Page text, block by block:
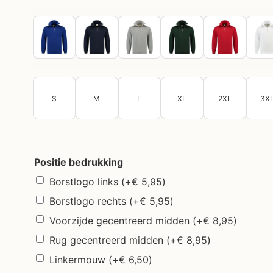
S M L XL 2XL
Positie bedrukking
Borstlogo links (+€ 5,95)
Borstlogo rechts (+€ 5,95)
Voorzijde gecentreerd midden (+€ 8,95)
Rug gecentreerd midden (+€ 8,95)
Linkermouw (+€ 6,50)